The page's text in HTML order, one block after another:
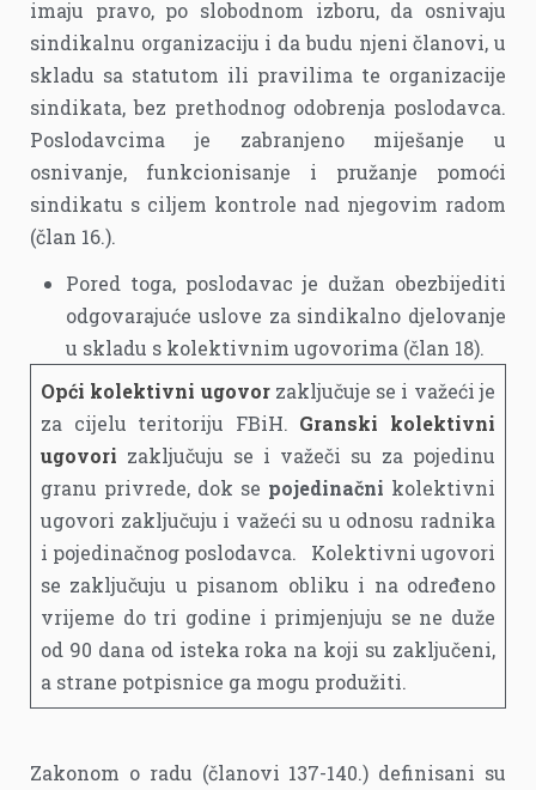
imaju pravo, po slobodnom izboru, da osnivaju
sindikalnu organizaciju i da budu njeni članovi, u
skladu sa statutom ili pravilima te organizacije
sindikata, bez prethodnog odobrenja poslodavca.
Poslodavcima je zabranjeno miješanje u
osnivanje, funkcionisanje i pružanje pomoći
sindikatu s ciljem kontrole nad njegovim radom
(član 16.).
Pored toga, poslodavac je dužan obezbijediti
odgovarajuće uslove za sindikalno djelovanje
u skladu s kolektivnim ugovorima (član 18).
Opći kolektivni ugovorzaključuje se i važeći je
za cijelu teritoriju FBiH. Granski kolektivni
ugovori zaključuju se i važeči su za pojedinu
granu privrede, dok se pojedinačni kolektivni
ugovori zaključuju i važeći su u odnosu radnika
i pojedinačnog poslodavca. Kolektivni ugovori
se zaključuju u pisanom obliku i na određeno
vrijeme do tri godine i primjenjuju se ne duže
od 90 dana od isteka roka na koji su zaključeni,
a strane potpisnice ga mogu produžiti.
Zakonom o radu (članovi 137-140.) definisani su